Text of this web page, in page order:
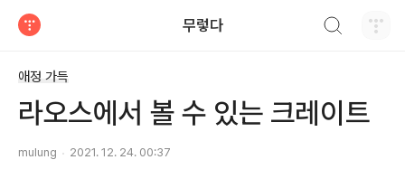
무렇다
애정 가득
라오스에서 볼 수 있는 크레이트
mulung 2021. 12. 24. 00:37